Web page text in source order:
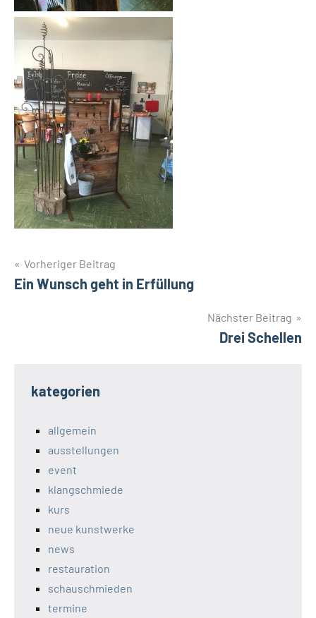
Beitragsnavigation
Vorheriger Beitrag
Ein Wunsch geht in Erfüllung
Nächster Beitrag
Drei Schellen
kategorien
allgemein
ausstellungen
event
klangschmiede
kurs
neue kunstwerke
news
restauration
schauschmieden
termine